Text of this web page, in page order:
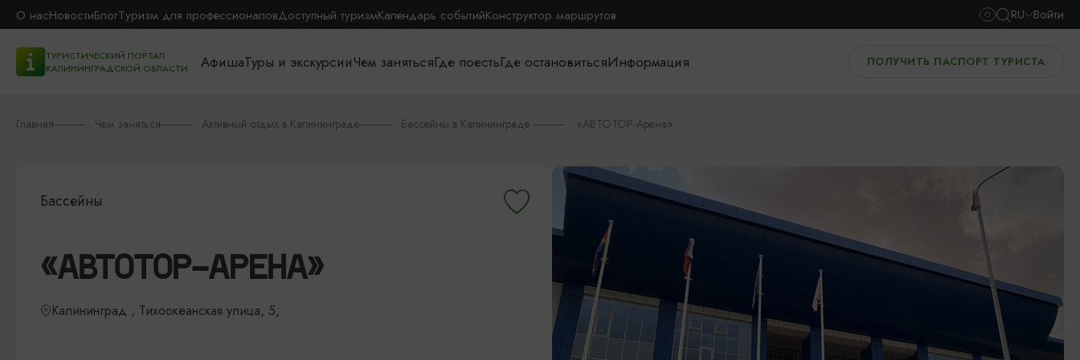
О насНовостиБлогТуризм для профессионаловДоступный туризмКалендарь событийКонструктор маршрутов RU Войти
ТУРИСТИЧЕСКИЙ ПОРТАЛ
КАЛИНИНГРАДСКОЙ ОБЛАСТИ
АфишаТуры и экскурсииЧем занятьсяГде поестьГде остановитьсяИнформация ПОЛУЧИТЬ ПАСПОРТ ТУРИСТА
Главная Чем заняться Активный отдых в Калининграде Бассейны в Калининграде «АВТОТОР-Арена»
Бассейны
«АВТОТОР-АРЕНА»
Калининград , Тихоокеанская улица, 5,